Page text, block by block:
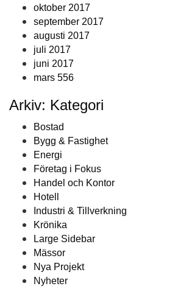
oktober 2017
september 2017
augusti 2017
juli 2017
juni 2017
mars 556
Arkiv: Kategori
Bostad
Bygg & Fastighet
Energi
Företag i Fokus
Handel och Kontor
Hotell
Industri & Tillverkning
Krönika
Large Sidebar
Mässor
Nya Projekt
Nyheter